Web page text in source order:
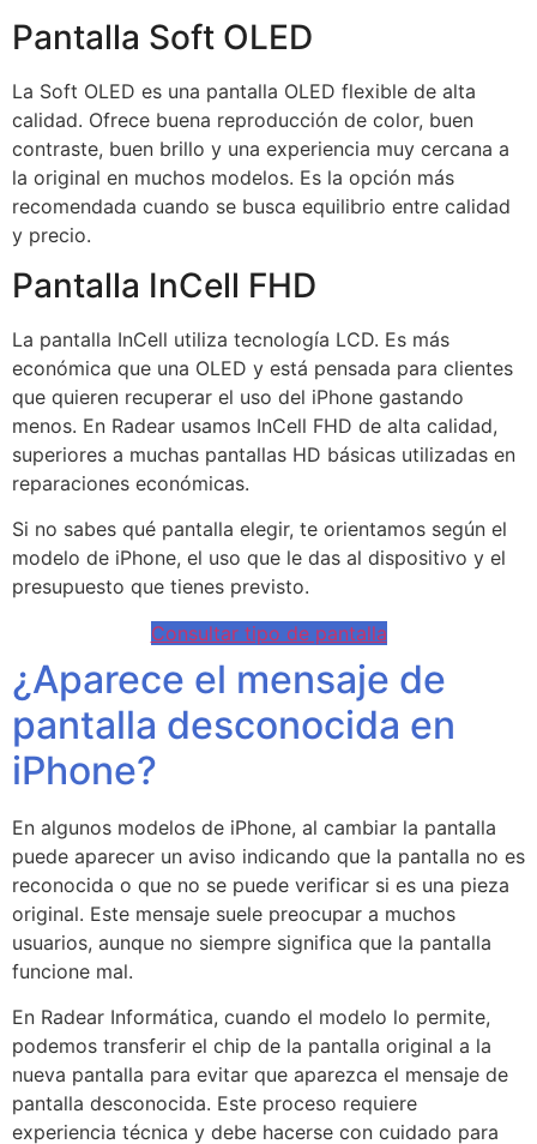
Pantalla Soft OLED
La Soft OLED es una pantalla OLED flexible de alta
calidad. Ofrece buena reproducción de color, buen
contraste, buen brillo y una experiencia muy cercana a
la original en muchos modelos. Es la opción más
recomendada cuando se busca equilibrio entre calidad
y precio.
Pantalla InCell FHD
La pantalla InCell utiliza tecnología LCD. Es más
económica que una OLED y está pensada para clientes
que quieren recuperar el uso del iPhone gastando
menos. En Radear usamos InCell FHD de alta calidad,
superiores a muchas pantallas HD básicas utilizadas en
reparaciones económicas.
Si no sabes qué pantalla elegir, te orientamos según el
modelo de iPhone, el uso que le das al dispositivo y el
presupuesto que tienes previsto.
Consultar tipo de pantalla
¿Aparece el mensaje de
pantalla desconocida en
iPhone?
En algunos modelos de iPhone, al cambiar la pantalla
puede aparecer un aviso indicando que la pantalla no es
reconocida o que no se puede verificar si es una pieza
original. Este mensaje suele preocupar a muchos
usuarios, aunque no siempre significa que la pantalla
funcione mal.
En Radear Informática, cuando el modelo lo permite,
podemos transferir el chip de la pantalla original a la
nueva pantalla para evitar que aparezca el mensaje de
pantalla desconocida. Este proceso requiere
experiencia técnica y debe hacerse con cuidado para